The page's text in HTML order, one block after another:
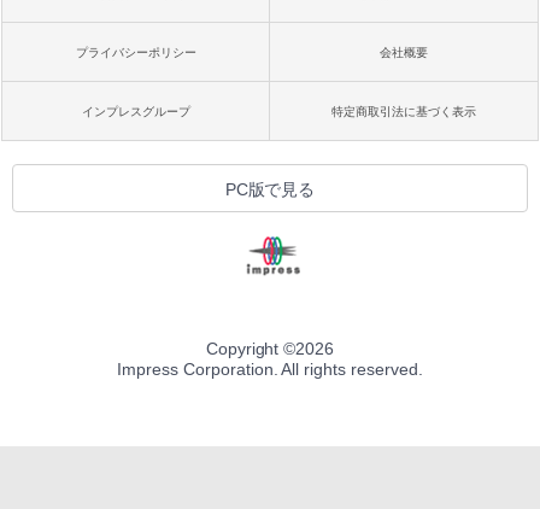
プライバシーポリシー 会社概要
インプレスグループ 特定商取引法に基づく表示
PC版で見る
Copyright ©2026
Impress Corporation. All rights reserved.